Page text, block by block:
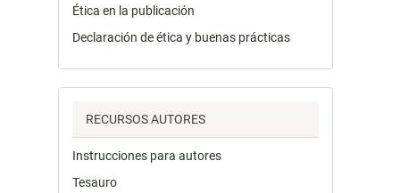
Ética en la publicación
Declaración de ética y buenas prácticas
RECURSOS AUTORES
Instrucciones para autores
Tesauro